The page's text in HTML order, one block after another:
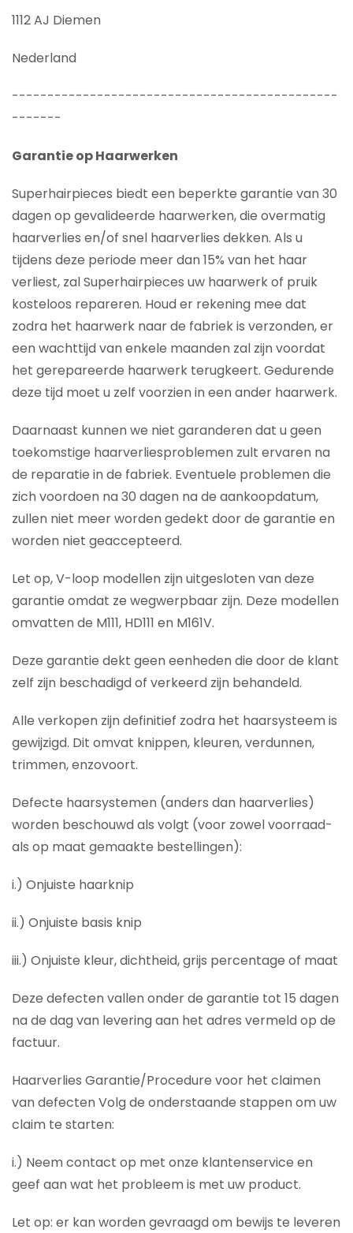
1112 AJ Diemen
Nederland
----------------------------------------------
-------
Garantie op Haarwerken
Superhairpieces biedt een beperkte garantie van 30
dagen op gevalideerde haarwerken, die overmatig
haarverlies en/of snel haarverlies dekken. Als u
tijdens deze periode meer dan 15% van het haar
verliest, zal Superhairpieces uw haarwerk of pruik
kosteloos repareren. Houd er rekening mee dat
zodra het haarwerk naar de fabriek is verzonden, er
een wachttijd van enkele maanden zal zijn voordat
het gerepareerde haarwerk terugkeert. Gedurende
deze tijd moet u zelf voorzien in een ander haarwerk.
Daarnaast kunnen we niet garanderen dat u geen
toekomstige haarverliesproblemen zult ervaren na
de reparatie in de fabriek. Eventuele problemen die
zich voordoen na 30 dagen na de aankoopdatum,
zullen niet meer worden gedekt door de garantie en
worden niet geaccepteerd.
Let op, V-loop modellen zijn uitgesloten van deze
garantie omdat ze wegwerpbaar zijn. Deze modellen
omvatten de M111, HD111 en M161V.
Deze garantie dekt geen eenheden die door de klant
zelf zijn beschadigd of verkeerd zijn behandeld.
Alle verkopen zijn definitief zodra het haarsysteem is
gewijzigd. Dit omvat knippen, kleuren, verdunnen,
trimmen, enzovoort.
Defecte haarsystemen (anders dan haarverlies)
worden beschouwd als volgt (voor zowel voorraad-
als op maat gemaakte bestellingen):
i.) Onjuiste haarknip
ii.) Onjuiste basis knip
iii.) Onjuiste kleur, dichtheid, grijs percentage of maat
Deze defecten vallen onder de garantie tot 15 dagen
na de dag van levering aan het adres vermeld op de
factuur.
Haarverlies Garantie/Procedure voor het claimen
van defecten Volg de onderstaande stappen om uw
claim te starten:
i.) Neem contact op met onze klantenservice en
geef aan wat het probleem is met uw product.
Let op: er kan worden gevraagd om bewijs te leveren